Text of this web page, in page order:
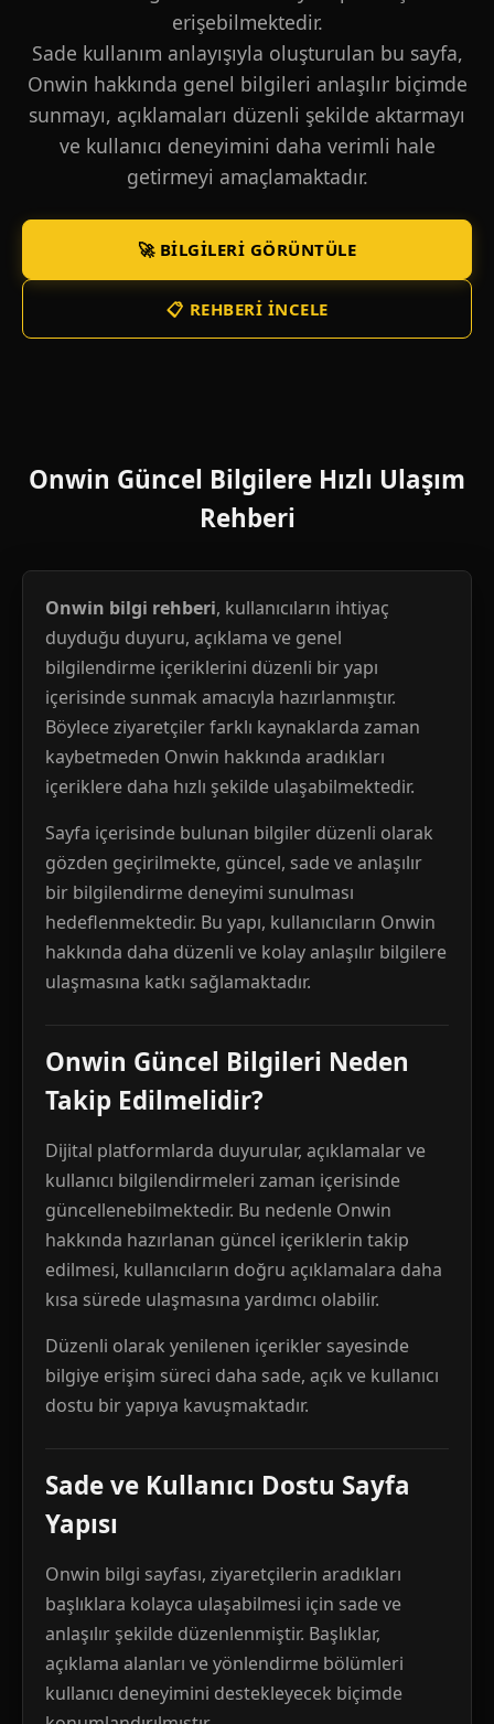
erişebilmektedir.
Sade kullanım anlayışıyla oluşturulan bu sayfa,
Onwin hakkında genel bilgileri anlaşılır biçimde
sunmayı, açıklamaları düzenli şekilde aktarmayı
ve kullanıcı deneyimini daha verimli hale
getirmeyi amaçlamaktadır.
🚀 BILGILERI GÖRÜNTÜLE
📋 REHBERI İNCELE
Onwin Güncel Bilgilere Hızlı Ulaşım
Rehberi
Onwin bilgi rehberi, kullanıcıların ihtiyaç
duyduğu duyuru, açıklama ve genel
bilgilendirme içeriklerini düzenli bir yapı
içerisinde sunmak amacıyla hazırlanmıştır.
Böylece ziyaretçiler farklı kaynaklarda zaman
kaybetmeden Onwin hakkında aradıkları
içeriklere daha hızlı şekilde ulaşabilmektedir.
Sayfa içerisinde bulunan bilgiler düzenli olarak
gözden geçirilmekte, güncel, sade ve anlaşılır
bir bilgilendirme deneyimi sunulması
hedeflenmektedir. Bu yapı, kullanıcıların Onwin
hakkında daha düzenli ve kolay anlaşılır bilgilere
ulaşmasına katkı sağlamaktadır.
Onwin Güncel Bilgileri Neden
Takip Edilmelidir?
Dijital platformlarda duyurular, açıklamalar ve
kullanıcı bilgilendirmeleri zaman içerisinde
güncellenebilmektedir. Bu nedenle Onwin
hakkında hazırlanan güncel içeriklerin takip
edilmesi, kullanıcıların doğru açıklamalara daha
kısa sürede ulaşmasına yardımcı olabilir.
Düzenli olarak yenilenen içerikler sayesinde
bilgiye erişim süreci daha sade, açık ve kullanıcı
dostu bir yapıya kavuşmaktadır.
Sade ve Kullanıcı Dostu Sayfa
Yapısı
Onwin bilgi sayfası, ziyaretçilerin aradıkları
başlıklara kolayca ulaşabilmesi için sade ve
anlaşılır şekilde düzenlenmiştir. Başlıklar,
açıklama alanları ve yönlendirme bölümleri
kullanıcı deneyimini destekleyecek biçimde